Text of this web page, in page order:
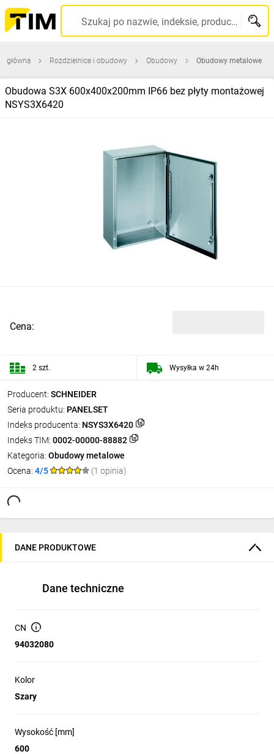
Szukaj po nazwie, indeksie, producencie, kodzie kreskowym...
główna Rozdzielnice i obudowy Obudowy Obudowy metalowe
Obudowa S3X 600x400x200mm IP66 bez płyty montażowej
NSYS3X6420
Producent: SCHNEIDER
Seria produktu: PANELSET
Indeks producenta: NSYS3X6420
Indeks TIM: 0002-00000-88882
Kategoria: Obudowy metalowe
Ocena: 4/5 (1 opinia)
Cena:
2 szt. Wysyłka w 24h
DANE PRODUKTOWE
Dane techniczne
CN
94032080
Kolor
Szary
Wysokość [mm]
600